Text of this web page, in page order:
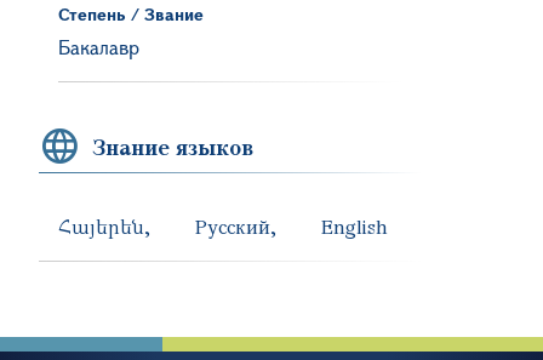
Степень / Звание
Бакалавр
Знание языков
Հայերեն Русский English